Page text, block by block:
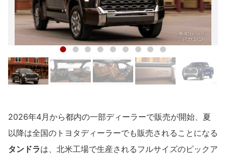
2026年4月から都内の一部ディーラーで販売が開始、夏
以降は全国のトヨタディーラーでも販売されることになる
タンドラは、北米工場で生産されるフルサイズのピックア